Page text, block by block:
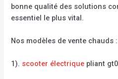
bonne qualité des solutions
essentiel le plus vital.
Nos modèles de vente chauds :
1). scooter électrique pliant